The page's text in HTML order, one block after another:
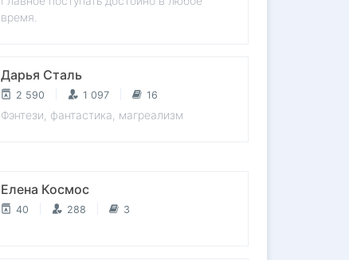
время.
Дарья Сталь
2 590 1 097 16
Фэнтези, фантастика, магреализм
Елена Космос
40 288 3